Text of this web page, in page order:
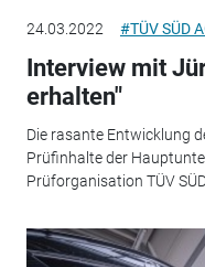
24.03.2022 #TÜV SÜD
Interview mit
erhalten"
Die rasante Entwicklung
Prüfinhalte der
Prüforganisation TÜV